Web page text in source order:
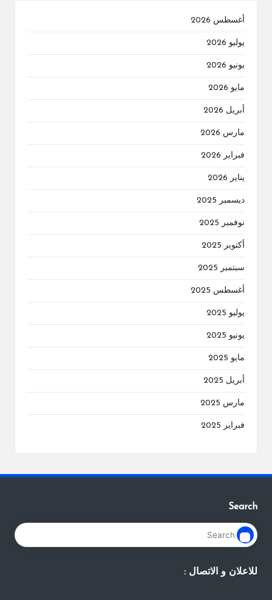
أغسطس 2026
يوليو 2026
يونيو 2026
مايو 2026
أبريل 2026
مارس 2026
فبراير 2026
يناير 2026
ديسمبر 2025
نوفمبر 2025
أكتوبر 2025
سبتمبر 2025
أغسطس 2025
يوليو 2025
يونيو 2025
مايو 2025
أبريل 2025
مارس 2025
فبراير 2025
Search
للاعلان و الاتصال :